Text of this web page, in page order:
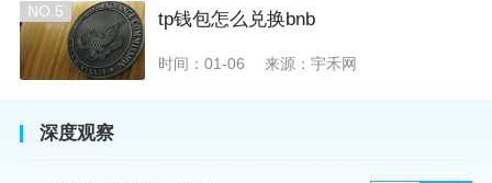
NO.5 tp钱包怎么兑换bnb
时间：01-06 来源：宇禾网
深度观察